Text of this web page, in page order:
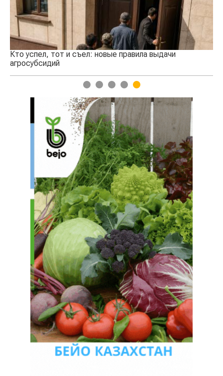
Кто успел, тот и съел: новые правила выдачи
агросубсидий
1 2 3 4 5